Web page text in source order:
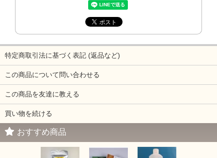
特定商取引法に基づく表記 (返品など)
この商品について問い合わせる
この商品を友達に教える
買い物を続ける
おすすめ商品